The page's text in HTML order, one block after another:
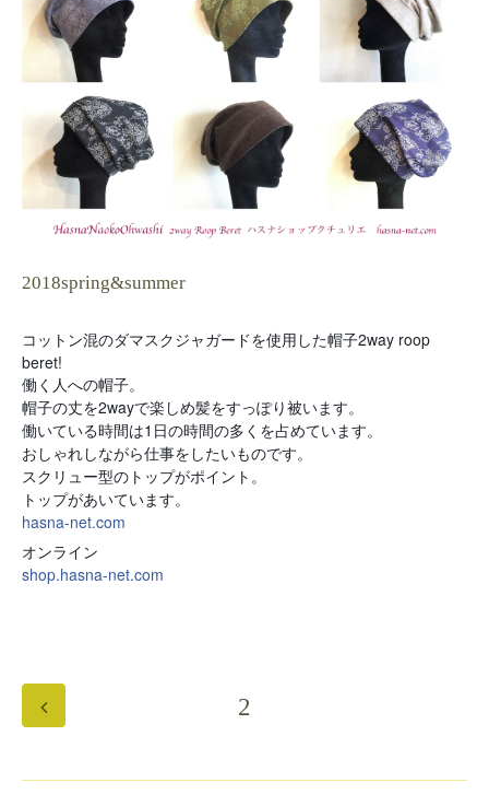
2018spring&summer
コットン混のダマスクジャガードを使用した帽子2way roop
beret!
働く人への帽子。
帽子の丈を2wayで楽しめ髪をすっぽり被います。
働いている時間は1日の時間の多くを占めています。
おしゃれしながら仕事をしたいものです。
スクリュー型のトップがポイント。
トップがあいています。
hasna-net.com
オンライン
shop.hasna-net.com
2